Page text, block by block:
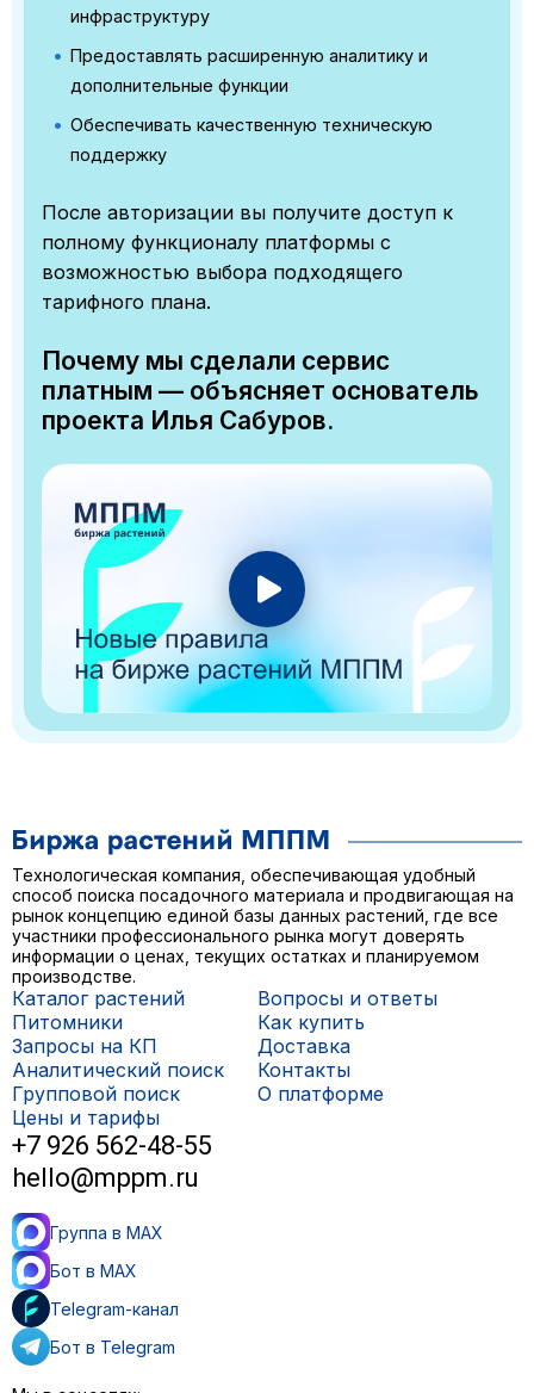
инфраструктуру
Предоставлять расширенную аналитику и
дополнительные функции
Обеспечивать качественную техническую
поддержку
После авторизации вы получите доступ к
полному функционалу платформы с
возможностью выбора подходящего
тарифного плана.
Почему мы сделали сервис
платным — объясняет основатель
проекта Илья Сабуров.
Технологическая компания, обеспечивающая удобный
способ поиска посадочного материала и продвигающая на
рынок концепцию единой базы данных растений, где все
участники профессионального рынка могут доверять
информации о ценах, текущих остатках и планируемом
производстве.
Каталог растений
Питомники
Запросы на КП
Аналитический поиск
Групповой поиск
Цены и тарифы
Вопросы и ответы
Как купить
Доставка
Контакты
О платформе
+7 926 562-48-55
hello@mppm.ru
Группа в MAX
Бот в MAX
Telegram-канал
Бот в Telegram